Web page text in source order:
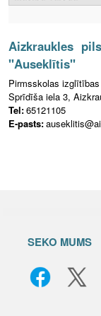
Aizkraukles
"Auseklītis"
Pirmsskolas
Sprīdīša iela 3,
Tel:65121105
E-pasts:
SEKO MUMS